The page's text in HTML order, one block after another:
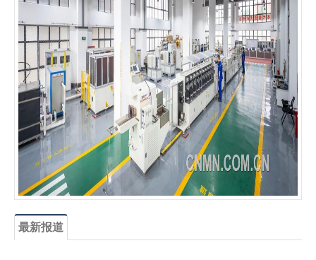
地矿 建设
党建工作
企业文化
《资源再生》杂志
行情报价
数字报
最新报道